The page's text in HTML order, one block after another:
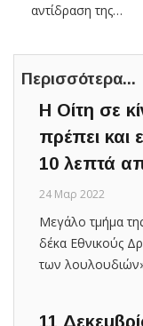
αντίδραση της…
Περισσότερα...
Η Οίτη σε
πρέπει
10 λεπτά
24 Μαρ 2022
Μεγάλο τμήμα
δέκα Εθνικούς
των
11